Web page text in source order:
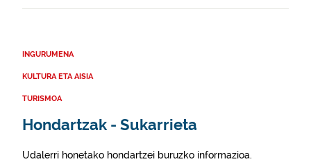
INGURUMENA
KULTURA ETA AISIA
TURISMOA
Hondartzak - Sukarrieta
Udalerri honetako hondartzei buruzko informazioa.